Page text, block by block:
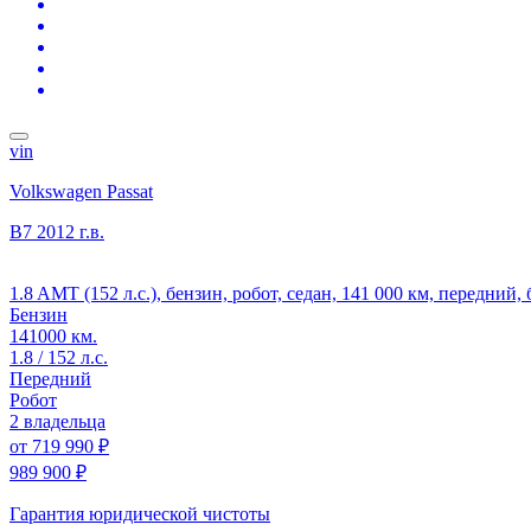
vin
Volkswagen Passat
B7 2012 г.в.
1.8 AMT (152 л.с.), бензин, робот, седан, 141 000 км, передний,
Бензин
141000 км.
1.8 / 152 л.с.
Передний
Робот
2 владельца
от 719 990 ₽
989 900 ₽
Гарантия юридической чистоты